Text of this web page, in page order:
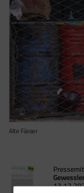
Alte Fässer